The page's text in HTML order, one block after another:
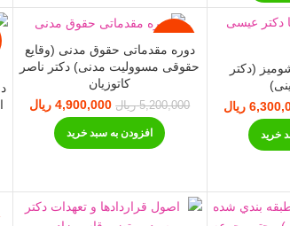
(دکتر
قیمت اصلی:
بود.
ریال
قیمت فعلی:
خرید
دوره مقدماتی حقوق مدنی (وقایع
حقوقی مسوولیت مدنی) دکتر ناصر
کاتوزیان
5,200,000 ریال
قیمت اصلی:
بود.
4,900,000 ریال
افزودن به سبد خرید